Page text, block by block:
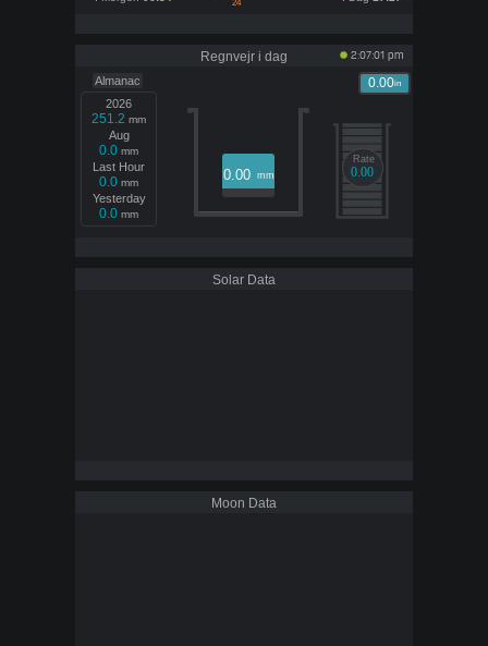
Regnvejr i dag 2:07:01 pm
Almanac
2026
251.2 mm
Aug
0.0 mm
Last Hour
0.0 mm
Yesterday
0.0 mm
0.00mm
0.00in
Rate
0.00
Rate
0.00
Solar Data
Moon Data